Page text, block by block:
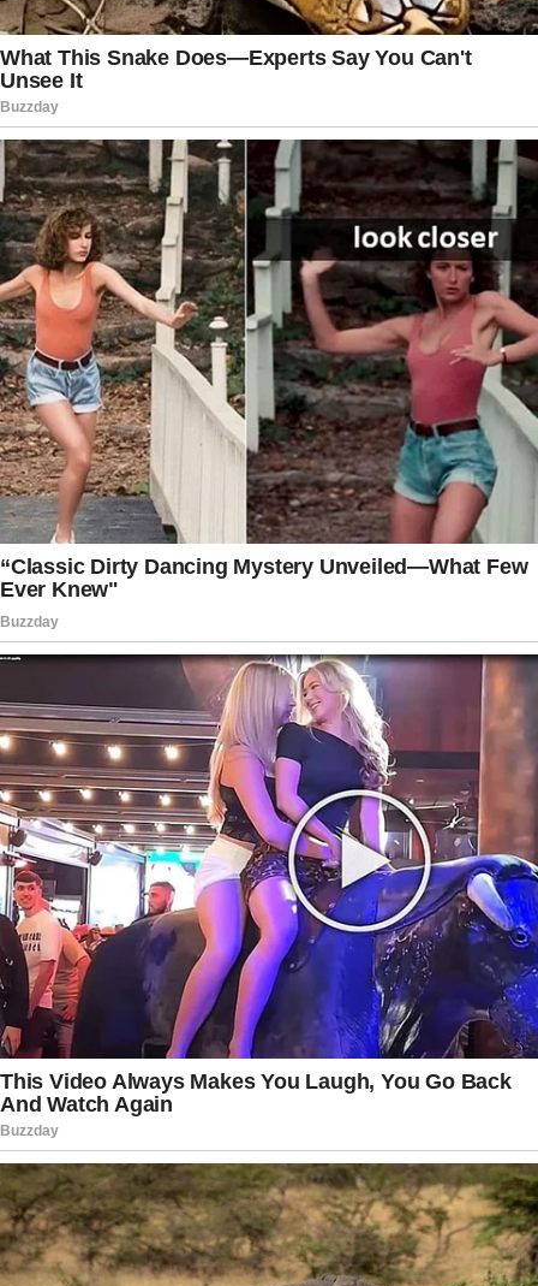
Enquanto isso, a tragédia segue repercutindo
entre internautas e moradores da região,
reacendendo discussões sobre segurança nas
estradas brasileiras e os cuidados necessários
em viagens de longa distância.